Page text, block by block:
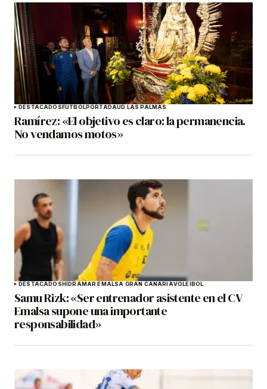
DESTACADOSFÚTBOLPORTADAUD LAS PALMAS
Ramírez: «El objetivo es claro: la permanencia.
No vendamos motos»
DESTACADOSHIDRAMAR EMALSA GRAN CANARIAVOLEIBOL
Samu Rizk: «Ser entrenador asistente en el CV
Emalsa supone una importante
responsabilidad»